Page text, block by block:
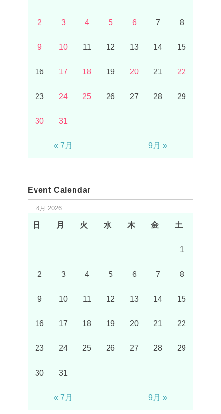
2 3 4 5 6 7 8
9 10 11 12 13 14 15
16 17 18 19 20 21 22
23 24 25 26 27 28 29
30 31
« 7月 9月 »
Event Calendar
8月 2026
日 月 火 水 木 金 土
1
2 3 4 5 6 7 8
9 10 11 12 13 14 15
16 17 18 19 20 21 22
23 24 25 26 27 28 29
30 31
« 7月 9月 »